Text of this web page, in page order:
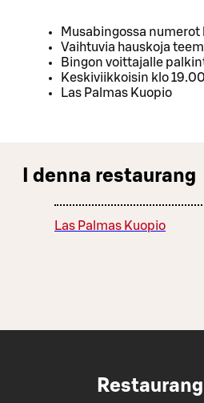
Musabingossa
Vaihtuvia hauskoja
Bingon voittajalle
Keskiviikkoisin klo 19.00
Las Palmas Kuopio
I denna restaurang
Las Palmas Kuopio